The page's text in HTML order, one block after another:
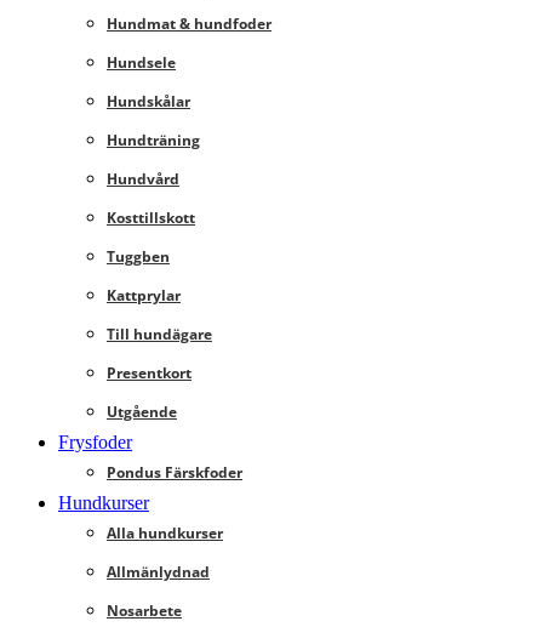
Hundmat & hundfoder
Hundsele
Hundskålar
Hundträning
Hundvård
Kosttillskott
Tuggben
Kattprylar
Till hundägare
Presentkort
Utgående
Frysfoder
Pondus Färskfoder
Hundkurser
Alla hundkurser
Allmänlydnad
Nosarbete